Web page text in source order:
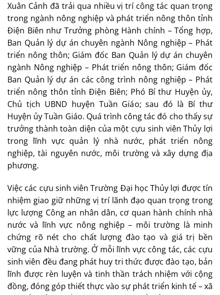
Xuân Cảnh đã trải qua nhiều vị trí công tác quan trọng
trong ngành nông nghiệp và phát triển nông thôn tỉnh
Điện Biên như Trưởng phòng Hành chính – Tổng hợp,
Ban Quản lý dự án chuyên ngành Nông nghiệp – Phát
triển nông thôn; Giám đốc Ban Quản lý dự án chuyên
ngành Nông nghiệp – Phát triển nông thôn; Giám đốc
Ban Quản lý dự án các công trình nông nghiệp – Phát
triển nông thôn tỉnh Điện Biên; Phó Bí thư Huyện ủy,
Chủ tịch UBND huyện Tuần Giáo; sau đó là Bí thư
Huyện ủy Tuần Giáo. Quá trình công tác đó cho thấy sự
trưởng thành toàn diện của một cựu sinh viên Thủy lợi
trong lĩnh vực quản lý nhà nước, phát triển nông
nghiệp, tài nguyên nước, môi trường và xây dựng địa
phương.
Việc các cựu sinh viên Trường Đại học Thủy lợi được tín
nhiệm giao giữ những vị trí lãnh đạo quan trọng trong
lực lượng Công an nhân dân, cơ quan hành chính nhà
nước và lĩnh vực nông nghiệp – môi trường là minh
chứng rõ nét cho chất lượng đào tạo và giá trị bền
vững của Nhà trường. Ở mỗi lĩnh vực công tác, các cựu
sinh viên đều đang phát huy tri thức được đào tạo, bản
lĩnh được rèn luyện và tinh thần trách nhiệm với cộng
đồng, đóng góp thiết thực vào sự phát triển kinh tế – xã